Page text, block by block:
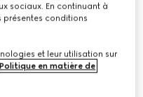
18 CARATS GUCCI
INTERLOCKING
sociaux. En continuant à
présentes conditions
et leur utilisation sur
Politique en matière de